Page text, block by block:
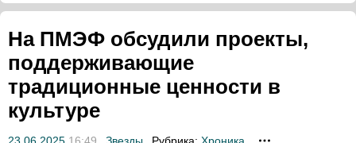
На ПМЭФ обсудили проекты,
поддерживающие
традиционные ценности в
культуре